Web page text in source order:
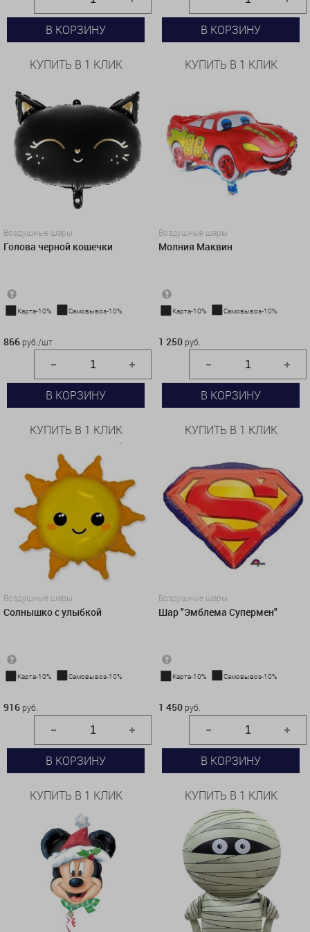
В КОРЗИНУ
КУПИТЬ В 1 КЛИК
В КОРЗИНУ
КУПИТЬ В 1 КЛИК
Воздушные шары
Голова черной кошечки
Карта-10% Самовывоз-10%
866 руб./шт
В КОРЗИНУ
КУПИТЬ В 1 КЛИК
Воздушные шары
Молния Маквин
Карта-10% Самовывоз-10%
1 250 руб.
В КОРЗИНУ
КУПИТЬ В 1 КЛИК
Воздушные шары
Солнышко с улыбкой
Карта-10% Самовывоз-10%
916 руб.
В КОРЗИНУ
КУПИТЬ В 1 КЛИК
Воздушные шары
Шар "Эмблема Супермен"
Карта-10% Самовывоз-10%
1 450 руб.
В КОРЗИНУ
КУПИТЬ В 1 КЛИК